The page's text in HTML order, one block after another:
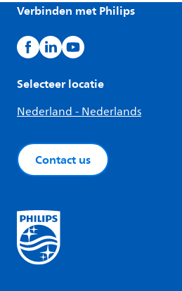
Verbinden met Philips
Selecteer locatie
Nederland - Nederlands
Contact us